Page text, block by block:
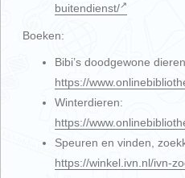
buitendienst/
Boeken:
Bibi’s doodgewone
https://
Winterdieren:
https://
Speuren en vinden,
https://winkel.ivn.nl/ivn-